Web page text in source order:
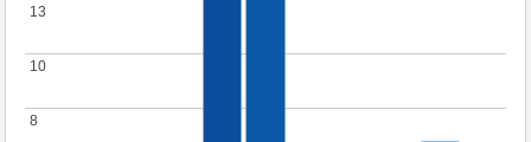
8
8
10
10
13
13